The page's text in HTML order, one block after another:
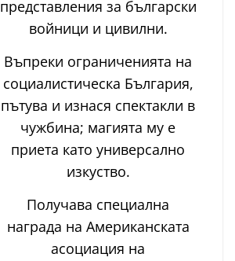
представления за български
войници и цивилни.
Въпреки ограниченията на
социалистическа България,
пътува и изнася спектакли в
чужбина; магията му е
приета като универсално
изкуство.
Получава специална
награда на Американската
асоциация на